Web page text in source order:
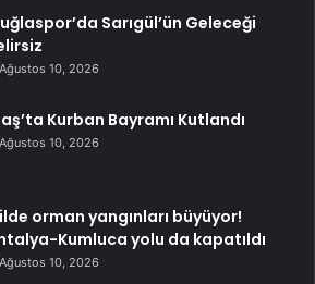
Sarıgül’ün Geleceği
Ağustos 10, 2026
Kurban Bayramı Kutlandı
Ağustos 10, 2026
orman yangınları büyüyor!
Kumluca yolu da kapatıldı
Ağustos 10, 2026